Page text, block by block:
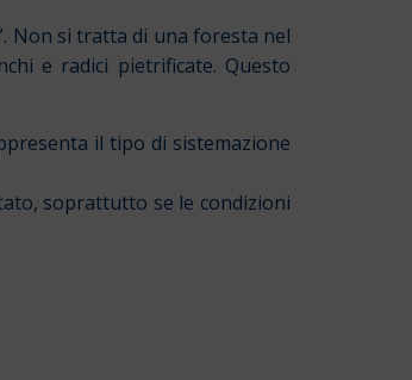
Non si tratta di una foresta nel
e radici pietrificate. Questo
il tipo di sistemazione
soprattutto se le condizioni